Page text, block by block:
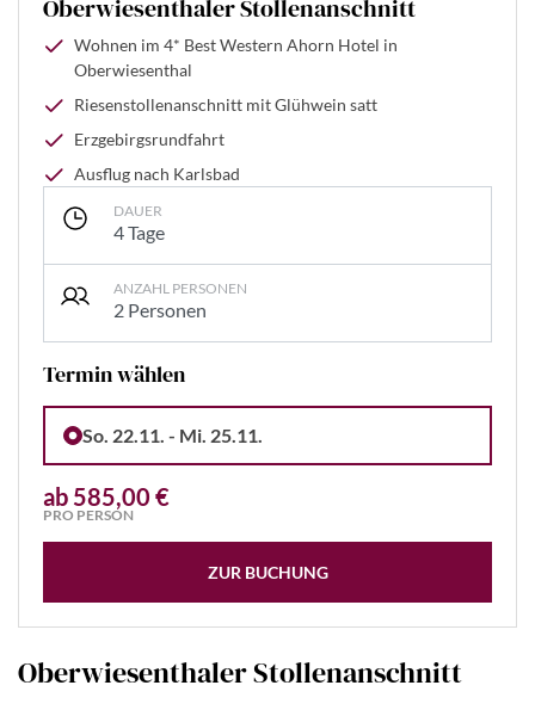
Oberwiesenthaler Stollenanschnitt
Wohnen im 4* Best Western Ahorn Hotel in
Oberwiesenthal
Riesenstollenanschnitt mit Glühwein satt
Erzgebirgsrundfahrt
Ausflug nach Karlsbad
DAUER
4 Tage
ANZAHL PERSONEN
2 Personen
Termin wählen
So. 22.11. - Mi. 25.11.
ab 585,00 €
PRO PERSON
ZUR BUCHUNG
Oberwiesenthaler Stollenanschnitt